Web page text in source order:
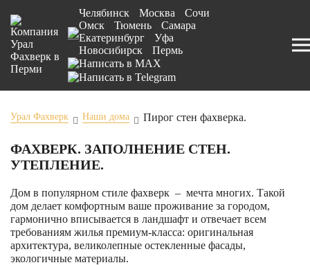
Челябинск Москва
Сочи
Омск
Тюмень
Самара
Екатеринбург
Уфа
Новосибирск
Пермь
Урал Фахверк Наши дома Пирог стен фахверка.
ФАХВЕРК. ЗАПОЛНЕНИЕ СТЕН.
УТЕПЛЕНИЕ.
Дом в популярном стиле фахверк – мечта многих. Такой
дом делает комфортным ваше проживание за городом,
гармонично вписывается в ландшафт и отвечает всем
требованиям жилья премиум-класса: оригинальная
архитектура, великолепные остекленные фасады,
экологичные материалы.